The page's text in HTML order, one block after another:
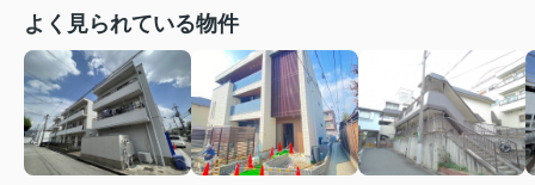
よく見られている物件